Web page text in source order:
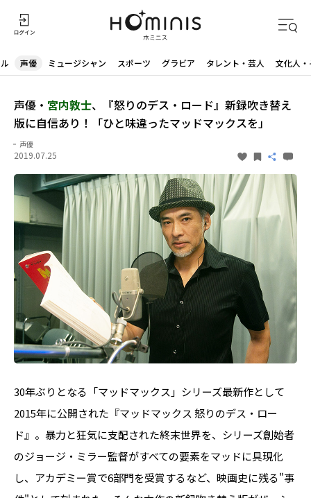
声優 ミュージシャン スポーツ グラビア タレント・芸人 文化人
声優・ 宮内敦士、『怒りのデス・ロード』新録吹き替え
版に自信あり！「ひと味違ったマッドマックスを」
声優
2019.07.25
30年ぶりとなる「マッドマックス」シリーズ最新作として
2015年に公開された『マッドマックス 怒りのデス・ロー
ド』。暴力と狂気に支配された終末世界を、シリーズ創始者
のジョージ・ミラー監督がすべての要素をマッドに具現化
し、アカデミー賞で6部門を受賞するなど、映画史に残る"事